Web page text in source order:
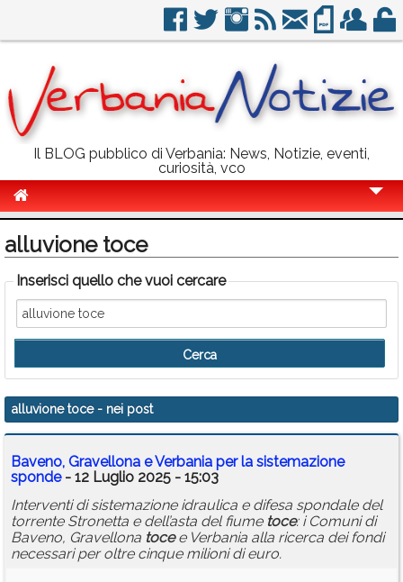
Il BLOG pubblico di Verbania: News, Notizie, eventi,
curiosità, vco
Politica
Sport
Eventi
Info Utili
Rubriche
Calendario
Annunci
alluvione toce
Inserisci quello che vuoi cercare
alluvione toce- nei post
Baveno, Gravellona e Verbania per la sistemazione
sponde- 12 Luglio 2025 - 15:03
Interventi di sistemazione idraulica e difesa spondale del
torrente Stronetta e dell’asta del fiume toce: i Comuni di
Baveno, Gravellona tocee Verbania alla ricerca dei fondi
necessari per oltre cinque milioni di euro.